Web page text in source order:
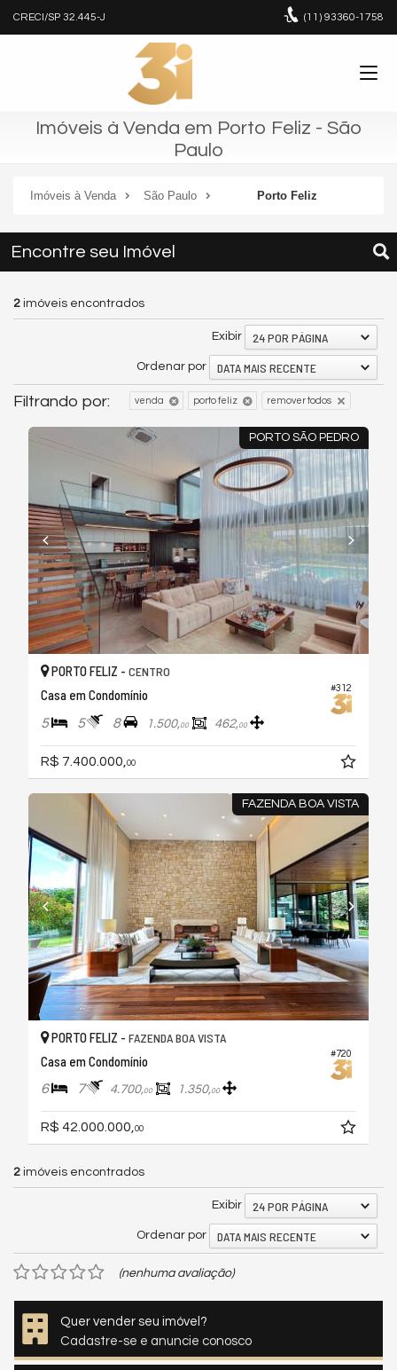
CRECI/SP 32.445-J (11) 93360-1758
Imóveis à Venda em Porto Feliz - São
Paulo
Imóveis à Venda São Paulo Porto Feliz
Encontre seu Imóvel
2 imóveis encontrados
Exibir 24 POR PÁGINA
Ordenar por DATA MAIS RECENTE
Filtrando por: venda porto feliz remover todos
PORTO SÃO PEDRO
#312
PORTO FELIZ - CENTRO
Casa em Condomínio
5 5 8 1.500,00 462,00
R$ 7.400.000, 00
FAZENDA BOA VISTA
#720
PORTO FELIZ - FAZENDA BOA VISTA
Casa em Condomínio
6 7 4.700,00 1.350,00
R$ 42.000.000,00
2 imóveis encontrados
Exibir 24 POR PÁGINA
Ordenar por DATA MAIS RECENTE
(nenhuma avaliação)
Quer vender seu imóvel?
Cadastre-se e anuncie conosco